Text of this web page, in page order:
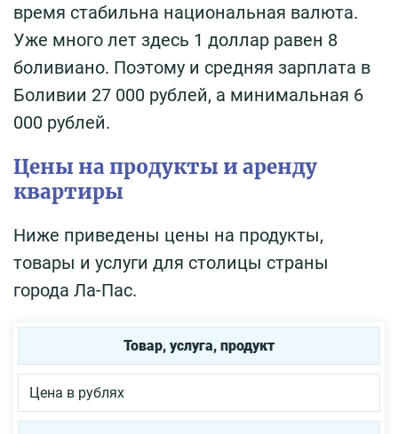
время стабильна национальная валюта.
Уже много лет здесь 1 доллар равен 8
боливиано. Поэтому и средняя зарплата в
Боливии 27 000 рублей, а минимальная 6
000 рублей.
Цены на продукты и аренду
квартиры
Ниже приведены цены на продукты,
товары и услуги для столицы страны
города Ла-Пас.
Товар, услуга, продукт
Цена в рублях